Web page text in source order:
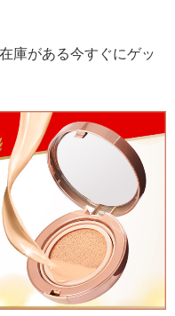
庫がある今すぐにゲッ